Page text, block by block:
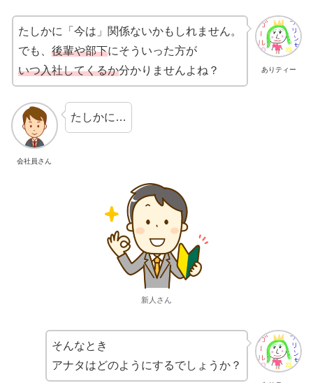
ありティー
たしかに「今は」関係ないかもしれません。
でも、後輩や部下にそういった方が
いつ入社してくるか分かりませんよね？
会社員さん
たしかに…
新人さん
そんなとき
アナタはどのようにするでしょうか？